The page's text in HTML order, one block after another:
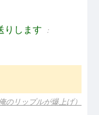
りします ：
のリップルが爆上げ）